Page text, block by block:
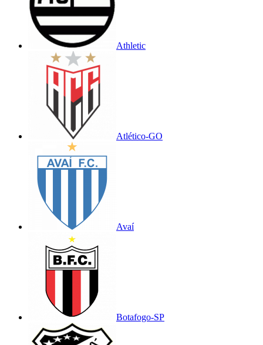
Athletic
Atlético-GO
Avaí
Botafogo-SP